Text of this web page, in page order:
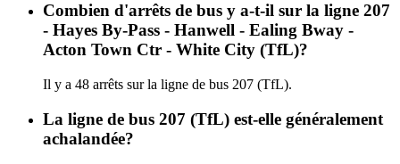
Combien d'arrêts de bus y a-t-il sur la ligne 207
- Hayes By-Pass - Hanwell - Ealing Bway -
Acton Town Ctr - White City (TfL)?
Il y a 48 arrêts sur la ligne de bus 207 (TfL).
La ligne de bus 207 (TfL) est-elle généralement
achalandée?